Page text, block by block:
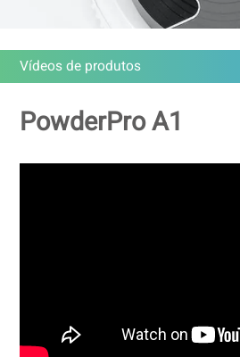
Vídeos de produtos
PowderPro A1